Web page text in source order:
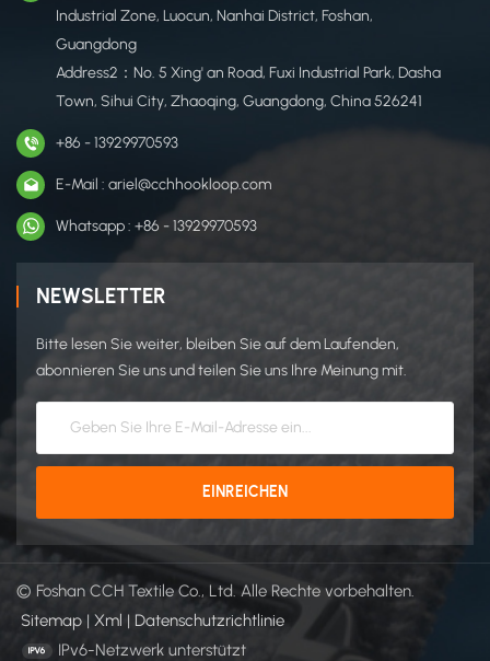
Industrial Zone, Luocun, Nanhai District, Foshan,
Guangdong
Address2：No. 5 Xing' an Road, Fuxi Industrial Park, Dasha
Town, Sihui City, Zhaoqing, Guangdong, China 526241
+86 - 13929970593
E-Mail : ariel@cchhookloop.com
Whatsapp : +86 - 13929970593
NEWSLETTER
Bitte lesen Sie weiter, bleiben Sie auf dem Laufenden,
abonnieren Sie uns und teilen Sie uns Ihre Meinung mit.
© Foshan CCH Textile Co., Ltd. Alle Rechte vorbehalten.
Sitemap | Xml | Datenschutzrichtlinie
IPv6-Netzwerk unterstützt